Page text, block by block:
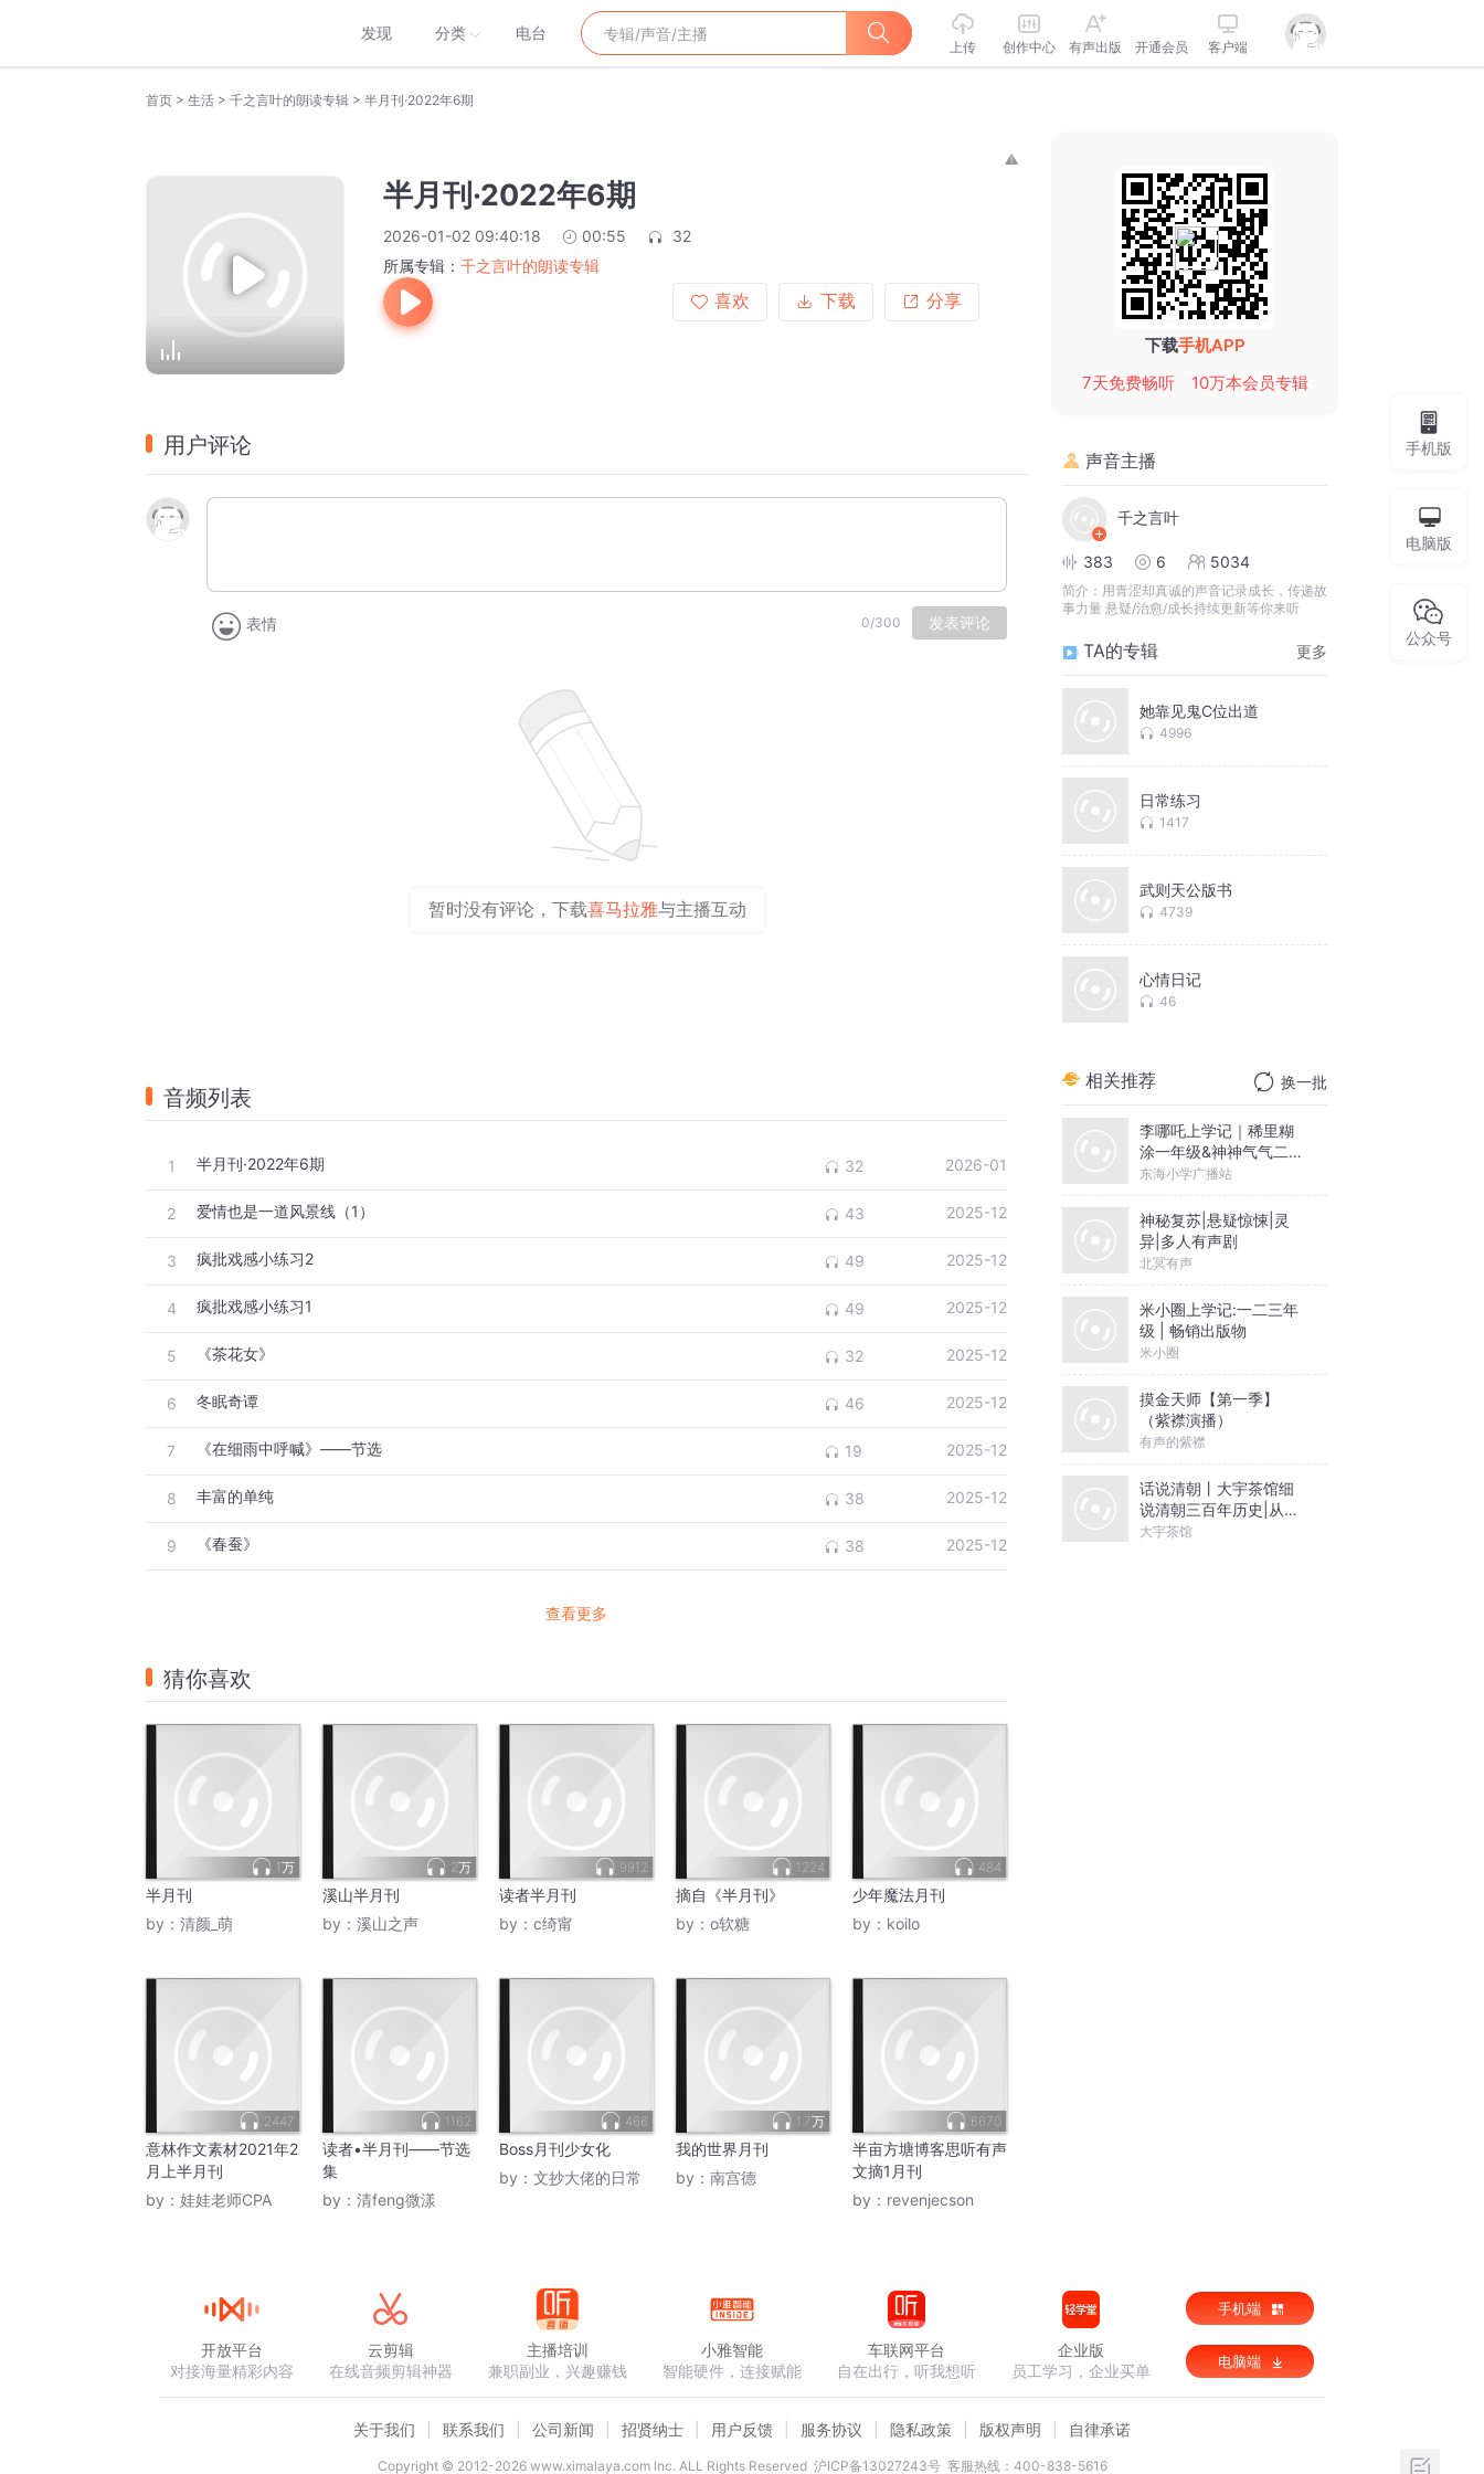
发现 分类 电台
上传 创作中心 有声出版 开通会员 客户端
首页 > 生活 > 千之言叶的朗读专辑 > 半月刊·2022年6期
半月刊·2022年6期
2026-01-02 09:40:18 00:55
32
所属专辑： 千之言叶的朗读专辑
喜欢
下载 分享
用户评论
表情 0/300 发表评论
暂时没有评论，下载喜马拉雅与主播互动
音频列表
1 半月刊·2022年6期 32 2026-01
2 爱情也是一道风景线（1） 43 2025-12
3 疯批戏感小练习2 49 2025-12
4 疯批戏感小练习1 49 2025-12
5 《茶花女》 32 2025-12
6 冬眠奇谭 46 2025-12
7 《在细雨中呼喊》——节选 19 2025-12
8 丰富的单纯 38 2025-12
9 《春蚕》 38 2025-12
查看更多
猜你喜欢
1万
半月刊
by： 清颜_萌
2万
溪山半月刊
by： 溪山之声
9912
读者半月刊
by： c绮甯
1224
摘自《半月刊》
by： o软糖
484
少年魔法月刊
by： koilo
2447
意林作文素材2021年2
月上半月刊
by： 娃娃老师CPA
1162
读者•半月刊——节选
集
by： 清feng微漾
466
Boss月刊少女化
by： 文抄大佬的日常
1.7万
我的世界月刊
by： 南宫德
6670
半亩方塘博客思听有声
文摘1月刊
by： revenjecson
下载手机APP
7天免费畅听
10万本会员专辑
声音主播
千之言叶
383 6 5034
简介： 用青涩却真诚的声音记录成长，传递故
事力量 悬疑/治愈/成长持续更新等你来听
TA的专辑 更多
她靠见鬼C位出道
4996
日常练习
1417
武则天公版书
4739
心情日记
46
相关推荐 换一批
李哪吒上学记｜稀里糊
涂一年级&神神气气二年
级
东海小学广播站
神秘复苏|悬疑惊悚|灵
异|多人有声剧
北冥有声
米小圈上学记:一二三年
级 | 畅销出版物
米小圈
摸金天师【第一季】
（紫襟演播）
有声的紫襟
话说清朝丨大宇茶馆细
说清朝三百年历史|从努
尔哈赤到末代皇帝溥仪|
大宇茶馆
手机版
电脑版
公众号
开放平台
对接海量精彩内容
云剪辑
在线音频剪辑神器
主播培训
兼职副业，兴趣赚钱
小雅智能
智能硬件，连接赋能
车联网平台
自在出行，听我想听
企业版
员工学习，企业买单
手机端
电脑端
关于我们 联系我们 公司新闻 招贤纳士 用户反馈 服务协议 隐私政策 版权声明 自律承诺
Copyright © 2012-2026www.ximalaya.com lnc. ALL Rights Reserved 沪ICP备13027243号 客服热线：400-838-5616